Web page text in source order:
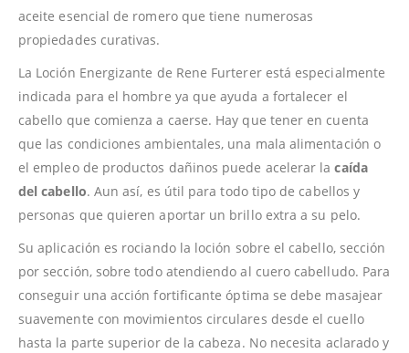
aceite esencial de romero que tiene numerosas
propiedades curativas.
La Loción Energizante de Rene Furterer está especialmente
indicada para el hombre ya que ayuda a fortalecer el
cabello que comienza a caerse. Hay que tener en cuenta
que las condiciones ambientales, una mala alimentación o
el empleo de productos dañinos puede acelerar lacaída
del cabello. Aun así, es útil para todo tipo de cabellos y
personas que quieren aportar un brillo extra a su pelo.
Su aplicación es rociando la loción sobre el cabello, sección
por sección, sobre todo atendiendo al cuero cabelludo. Para
conseguir una acción fortificante óptima se debe masajear
suavemente con movimientos circulares desde el cuello
hasta la parte superior de la cabeza. No necesita aclarado y